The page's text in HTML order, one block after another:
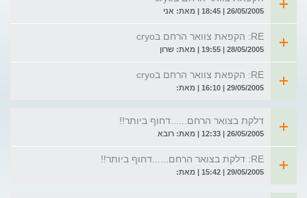
26/05/2005 | 18:45 | מאת: אני
RE: הקפאת צוואר הרחם בcryo
28/05/2005 | 19:55 | מאת: שרון
RE: הקפאת צוואר הרחם בcryo
29/05/2005 | 16:10 | מאת:
דלקת בצואר הרחם......דחוף ביותר!!
26/05/2005 | 12:33 | מאת: רובא
RE: דלקת בצואר הרחם......דחוף ביותר!!
29/05/2005 | 15:42 | מאת: